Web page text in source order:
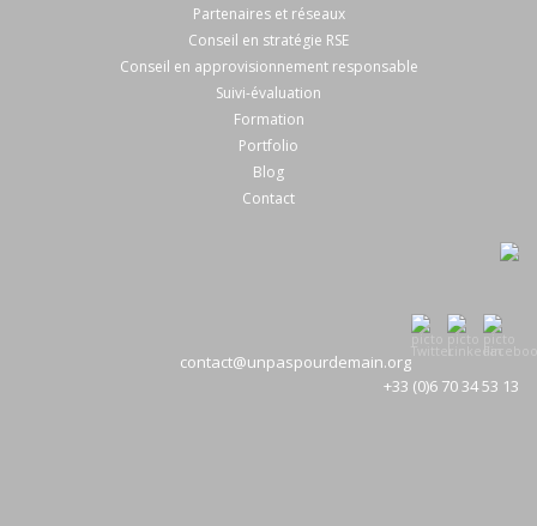
Partenaires et réseaux
Conseil en stratégie RSE
Conseil en approvisionnement responsable
Suivi-évaluation
Formation
Portfolio
Blog
Contact
contact@unpaspourdemain.org
+33 (0)6 70 34 53 13